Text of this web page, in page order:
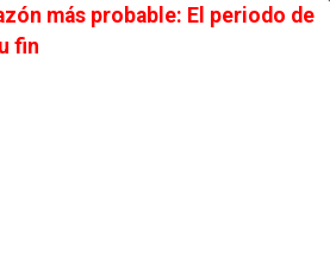
DIGITAL ACCEDER
más probable: El periodo de
fin